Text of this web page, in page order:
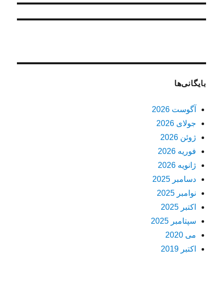
بایگانی‌ها
آگوست 2026
جولای 2026
ژوئن 2026
فوریه 2026
ژانویه 2026
دسامبر 2025
نوامبر 2025
اکتبر 2025
سپتامبر 2025
می 2020
اکتبر 2019